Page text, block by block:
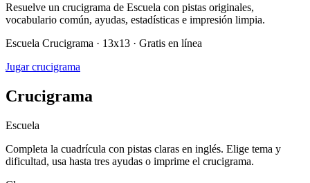
Resuelve un crucigrama de Escuela con pistas originales,
vocabulario común, ayudas, estadísticas e impresión limpia.
Escuela Crucigrama · 13x13 · Gratis en línea
Jugar crucigrama
Crucigrama
Escuela
Completa la cuadrícula con pistas claras en inglés. Elige tema y
dificultad, usa hasta tres ayudas o imprime el crucigrama.